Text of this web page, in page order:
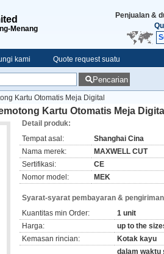
Menang
Penjualan &
kami Quote request suatu
Pencarian
Kartu Otomatis Meja Digital
Kartu Otomatis Meja Digital
Detail produk:
Tempat asal:
Shanghai Cina
Nama merek:
MAXWELL CUT
Sertifikasi:
CE
Nomor model:
MEK
Syarat-syarat pembayaran &
Kuantitas min Order:
1 unit
Harga:
up to the
Kemasan rincian:
Kotak kayu
dalam waktu